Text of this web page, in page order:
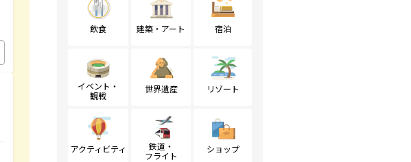
飲食 建築・アート 宿泊
イベント・
観戦
世界遺産 リゾート
アクティビティ
鉄道・
フライト
ショップ